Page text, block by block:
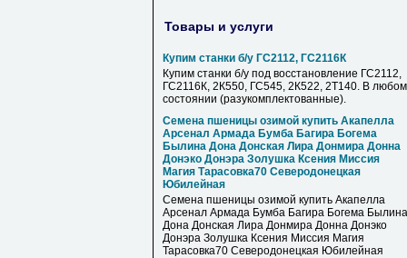
Товары и услуги
Купим станки б/у ГС2112, ГС2116К
Купим станки б/у под восстановление ГС2112,
ГС2116К, 2К550, ГС545, 2К522, 2Т140. В любом
состоянии (разукомплектованные).
Семена пшеницы озимой купить Акапелла
Арсенал Армада Бумба Багира Богема
Былина Дона Донская Лира Донмира Донна
Донэко Донэра Золушка Ксения Миссия
Магия Тарасовка70 Северодонецкая
Юбилейная
Семена пшеницы озимой купить Акапелла
Арсенал Армада Бумба Багира Богема Былина
Дона Донская Лира Донмира Донна Донэко
Донэра Золушка Ксения Миссия Магия
Тарасовка70 Северодонецкая Юбилейная